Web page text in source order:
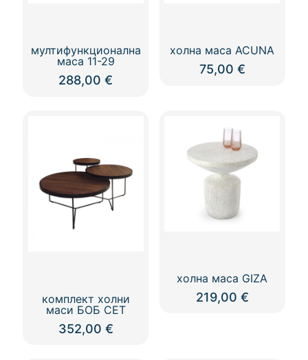
мултифункционална
маса 11-29
288,00€
The
options
may
be
chosen
холна маса ACUNA
75,00 €
комплект холни
маси БОБ СЕТ
352,00 €
холна маса GIZA
219,00 €